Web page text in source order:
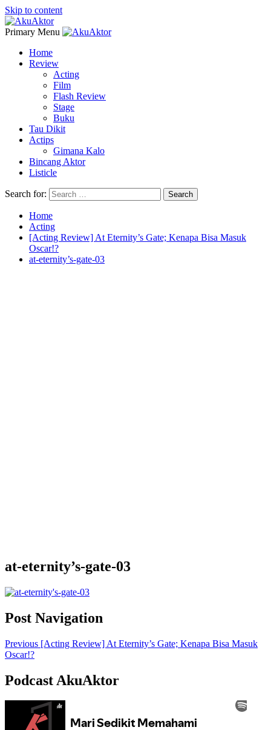
Skip to content
Primary Menu
Home
Review
Acting
Film
Flash Review
Stage
Buku
Tau Dikit
Actips
Gimana Kalo
Bincang Aktor
Listicle
Search for:
Home
Acting
[Acting Review] At Eternity’s Gate; Kenapa Bisa Masuk
Oscar!?
at-eternity’s-gate-03
at-eternity’s-gate-03
Post Navigation
Previous [Acting Review] At Eternity’s Gate; Kenapa Bisa Masuk
Oscar!?
Podcast AkuAktor